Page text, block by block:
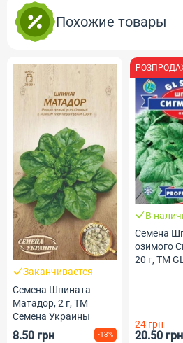
Похожие товары
Заканчивается
Семена Шпината
Матадор, 2 г, ТМ
Семена Украины
8.50 грн -13%
В
Семена
озимого
20 г, ТМ
24 грн
20.50 грн